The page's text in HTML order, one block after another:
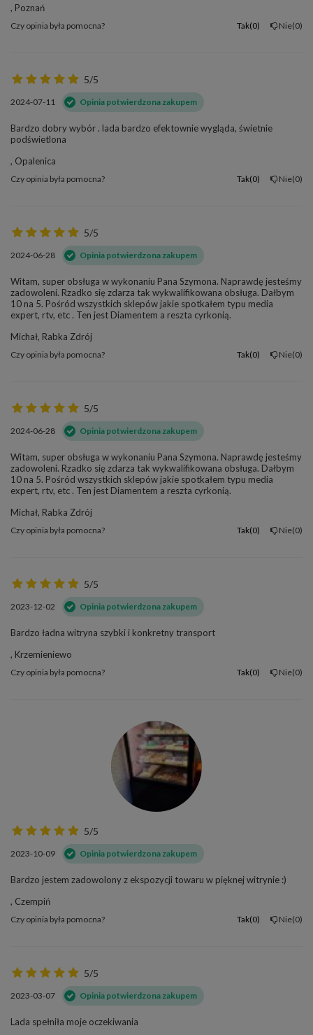
, Poznań
Czy opinia była pomocna? Tak 0 Nie 0
5/5
2024-07-11 Opinia potwierdzona zakupem
Bardzo dobry wybór . lada bardzo efektownie wygląda, świetnie
podświetlona
, Opalenica
Czy opinia była pomocna? Tak 0 Nie 0
5/5
2024-06-28 Opinia potwierdzona zakupem
Witam, super obsługa w wykonaniu Pana Szymona. Naprawdę jesteśmy
zadowoleni. Rzadko się zdarza tak wykwalifikowana obsługa. Dałbym
10 na 5. Pośród wszystkich sklepów jakie spotkałem typu media
expert, rtv, etc . Ten jest Diamentem a reszta cyrkonią.
Michał, Rabka Zdrój
Czy opinia była pomocna? Tak 0 Nie 0
5/5
2024-06-28 Opinia potwierdzona zakupem
Witam, super obsługa w wykonaniu Pana Szymona. Naprawdę jesteśmy
zadowoleni. Rzadko się zdarza tak wykwalifikowana obsługa. Dałbym
10 na 5. Pośród wszystkich sklepów jakie spotkałem typu media
expert, rtv, etc . Ten jest Diamentem a reszta cyrkonią.
Michał, Rabka Zdrój
Czy opinia była pomocna? Tak 0 Nie 0
5/5
2023-12-02 Opinia potwierdzona zakupem
Bardzo ładna witryna szybki i konkretny transport
, Krzemieniewo
Czy opinia była pomocna? Tak 0 Nie 0
5/5
2023-10-09 Opinia potwierdzona zakupem
Bardzo jestem zadowolony z ekspozycji towaru w pięknej witrynie :)
, Czempiń
Czy opinia była pomocna? Tak 0 Nie 0
5/5
2023-03-07 Opinia potwierdzona zakupem
Lada spełniła moje oczekiwania